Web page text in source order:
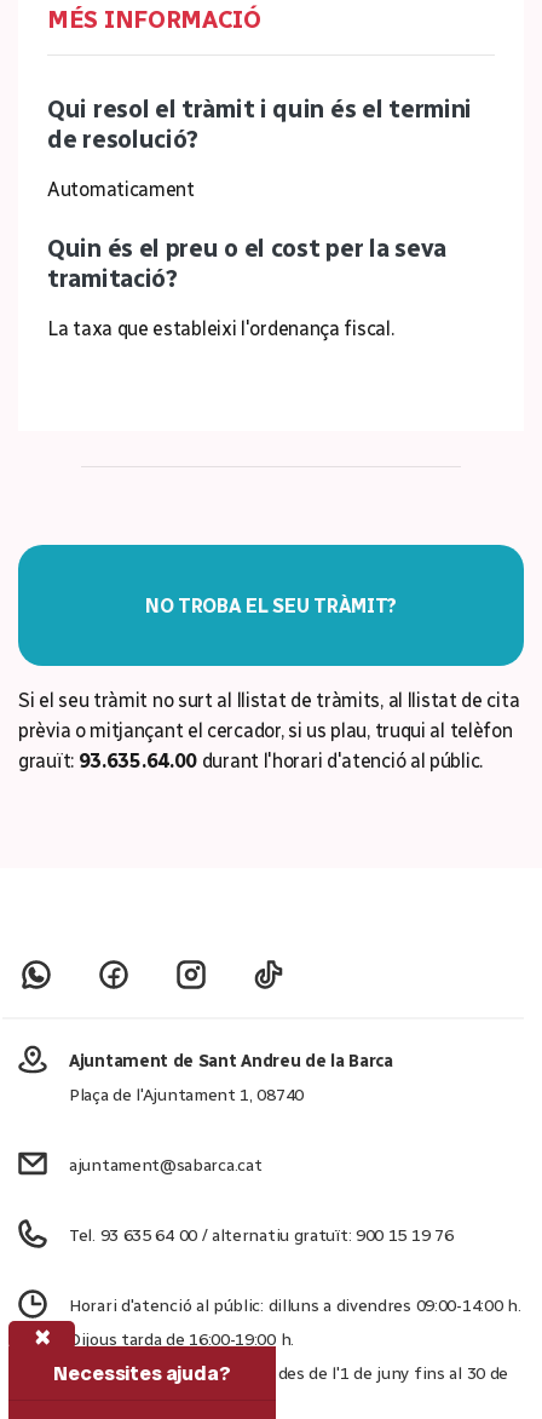
MÉS INFORMACIÓ
Qui resol el tràmit i quin és el termini
de resolució?
Automaticament
Quin és el preu o el cost per la seva
tramitació?
La taxa que estableixi l'ordenança fiscal.
NO TROBA EL SEU TRÀMIT?
Si el seu tràmit no surt al llistat de tràmits, al llistat de cita
prèvia o mitjançant el cercador, si us plau, truqui al telèfon
grauït: 93.635.64.00 durant l'horari d'atenció al públic.
×
Necessites ajuda?
Ajuntament de Sant Andreu de la Barca
Plaça de l'Ajuntament 1, 08740
ajuntament@sabarca.cat
Tel. 93 635 64 00 / alternatiu gratuït: 900 15 19 76
Horari d'atenció al públic: dilluns a divendres 09:00-14:00 h.
Dijous tarda de 16:00-19:00 h.
Dijous tarda d'estiu tancat des de l'1 de juny fins al 30 de